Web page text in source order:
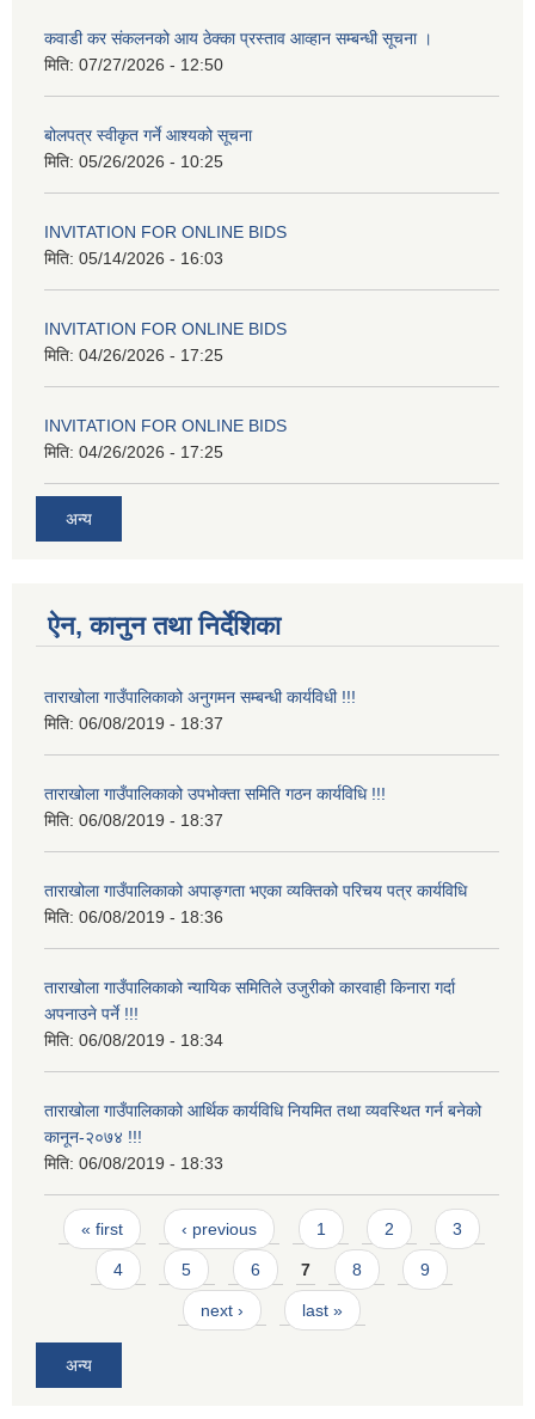
कवाडी कर संकलनको आय ठेक्का प्रस्ताव आव्हान सम्बन्धी सूचना ।
मिति: 07/27/2026 - 12:50
बोलपत्र स्वीकृत गर्ने आश्यको सूचना
मिति: 05/26/2026 - 10:25
INVITATION FOR ONLINE BIDS
मिति: 05/14/2026 - 16:03
INVITATION FOR ONLINE BIDS
मिति: 04/26/2026 - 17:25
INVITATION FOR ONLINE BIDS
मिति: 04/26/2026 - 17:25
अन्य
ऐन, कानुन तथा निर्देशिका
ताराखोला गाउँपालिकाको अनुगमन सम्बन्धी कार्यविधी !!!
मिति: 06/08/2019 - 18:37
ताराखोला गाउँपालिकाको उपभोक्ता समिति गठन कार्यविधि !!!
मिति: 06/08/2019 - 18:37
ताराखोला गाउँपालिकाको अपाङ्गता भएका व्यक्तिको परिचय पत्र कार्यविधि
मिति: 06/08/2019 - 18:36
ताराखोला गाउँपालिकाको न्यायिक समितिले उजुरीको कारवाही किनारा गर्दा
अपनाउने पर्ने !!!
मिति: 06/08/2019 - 18:34
ताराखोला गाउँपालिकाको आर्थिक कार्यविधि नियमित तथा व्यवस्थित गर्न बनेको
कानून-२०७४ !!!
मिति: 06/08/2019 - 18:33
Pages
« first ‹ previous 1 2 3
4 5 6 7 8 9
next › last »
अन्य